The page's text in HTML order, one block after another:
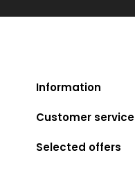
Information
Customer service
Selected offers